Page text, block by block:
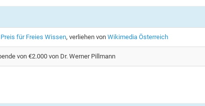
für Freies Wissen, verliehen von Wikimedia Österreich
von €2.000 von Dr. Werner Pillmann